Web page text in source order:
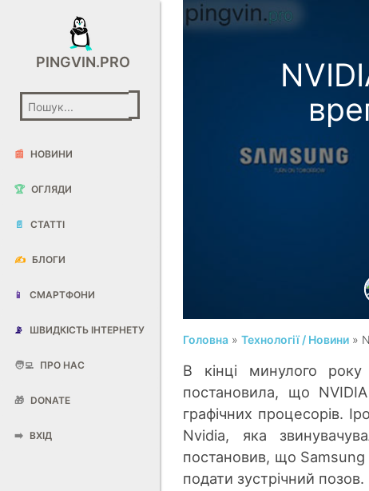
PINGVIN.PRO
📰 НОВИНИ
🏆 ОГЛЯДИ
📄 СТАТТІ
✍️ БЛОГИ
📱 СМАРТФОНИ
📡 ШВИДКІСТЬ ІНТЕРНЕТУ
🧑‍💻 ПРО НАС
🎁 DONATE
➡️ ВХІД
Головна »Технології / Новини »
В кінці минулого року
постановила, що
графічних процесорів.
Nvidia, яка
постановив, що Samsung
подати зустрічний позов.